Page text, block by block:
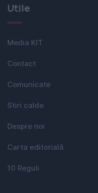
Utile
Media KIT
Contact
Comunicate
Stiri calde
Despre noi
Carta editorială
10 Reguli